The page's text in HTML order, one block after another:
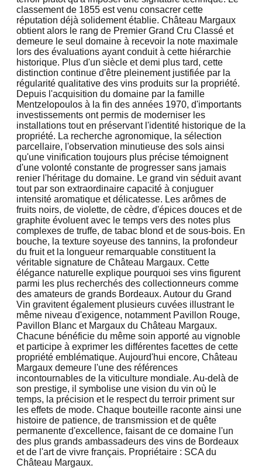
classement de 1855 est venu consacrer cette
réputation déjà solidement établie. Château Margaux
obtient alors le rang de Premier Grand Cru Classé et
demeure le seul domaine à recevoir la note maximale
lors des évaluations ayant conduit à cette hiérarchie
historique. Plus d'un siècle et demi plus tard, cette
distinction continue d'être pleinement justifiée par la
régularité qualitative des vins produits sur la propriété.
Depuis l'acquisition du domaine par la famille
Mentzelopoulos à la fin des années 1970, d'importants
investissements ont permis de moderniser les
installations tout en préservant l'identité historique de la
propriété. La recherche agronomique, la sélection
parcellaire, l'observation minutieuse des sols ainsi
qu'une vinification toujours plus précise témoignent
d'une volonté constante de progresser sans jamais
renier l'héritage du domaine. Le grand vin séduit avant
tout par son extraordinaire capacité à conjuguer
intensité aromatique et délicatesse. Les arômes de
fruits noirs, de violette, de cèdre, d'épices douces et de
graphite évoluent avec le temps vers des notes plus
complexes de truffe, de tabac blond et de sous-bois. En
bouche, la texture soyeuse des tannins, la profondeur
du fruit et la longueur remarquable constituent la
véritable signature de Château Margaux. Cette
élégance naturelle explique pourquoi ses vins figurent
parmi les plus recherchés des collectionneurs comme
des amateurs de grands Bordeaux. Autour du Grand
Vin gravitent également plusieurs cuvées illustrant le
même niveau d'exigence, notamment Pavillon Rouge,
Pavillon Blanc et Margaux du Château Margaux.
Chacune bénéficie du même soin apporté au vignoble
et participe à exprimer les différentes facettes de cette
propriété emblématique. Aujourd'hui encore, Château
Margaux demeure l'une des références
incontournables de la viticulture mondiale. Au-delà de
son prestige, il symbolise une vision du vin où le
temps, la précision et le respect du terroir priment sur
les effets de mode. Chaque bouteille raconte ainsi une
histoire de patience, de transmission et de quête
permanente d'excellence, faisant de ce domaine l'un
des plus grands ambassadeurs des vins de Bordeaux
et de l'art de vivre français. Propriétaire : SCA du
Château Margaux.